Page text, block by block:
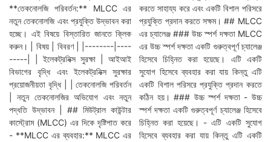
**তেকনোলজি পরিবর্তন:** MLCC এর
নতুন তেকনোলজি এবং প্রযুক্তি উদ্ভাবন করা
হচ্ছে। এই বিষয়ে বিস্তারিত জানতে ক্লিক
করুন। | বিষয় | বিবরণ | |--------|----
-----| | ইলেকট্রনিক্স সুরক্ষা | আইআই
বিভাগের বৃদ্ধি এবং ইলেকট্রনিক্স সুরক্ষার
প্রয়োজনীয়তা বৃদ্ধি | | তেকনোলজি পরিবর্তন
| নতুন তেকনোলজির অভিযোগ এবং নতুন
পদ্ধতি উদ্ভাবন | ## মিউট্রাল কাউন্টার
কাস্ট্রোম (MLCC) এর দিকে দৃষ্টিপাত করে
- **MLCC এর ব্যবহার:** MLCC এর
করতে সাহায্য করে এবং একটি বিশাল পরিসরে
প্রযুক্তি প্রদান করতে সক্ষম। ## MLCC
এর চ্যালেঞ্জ ### উচ্চ স্পর্শ দক্ষতা MLCC
এর উচ্চ স্পর্শ দক্ষতা একটি গুরুত্বপূর্ণ চ্যালেঞ্জ
হিসেবে চিহ্নিত করা হয়েছে। এটি একটি
সুযোগ হিসেবে ব্যবহার করা যায় কিন্তু এটি
একটি বিশাল পরিসরে প্রযুক্তি প্রদান করতে
কঠিন হয়। ### উচ্চ স্পর্শ দক্ষতা - উচ্চ
স্পর্শ দক্ষতা একটি গুরুত্বপূর্ণ চ্যালেঞ্জ হিসেবে
চিহ্নিত করা হয়েছে। - এটি একটি সুযোগ
হিসেবে ব্যবহার করা যায় কিন্তু এটি একটি